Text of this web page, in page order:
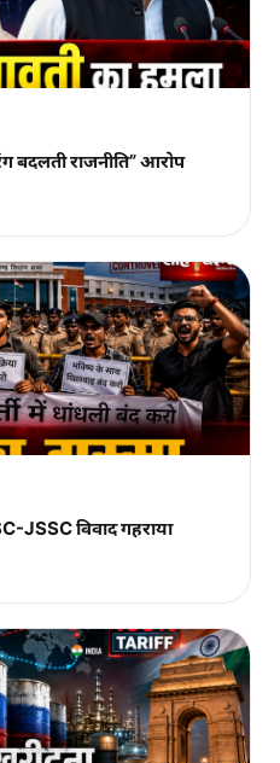
बदलती राजनीति” आरोप
JSSC विवाद गहराया